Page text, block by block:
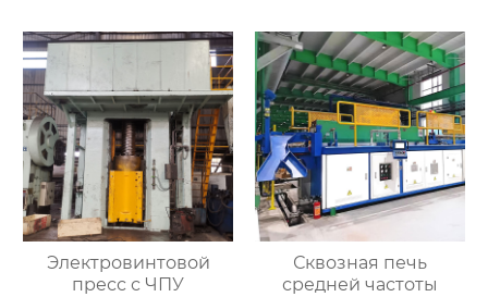
Электровинтовой
пресс с ЧПУ
Сквозная печь
средней частоты